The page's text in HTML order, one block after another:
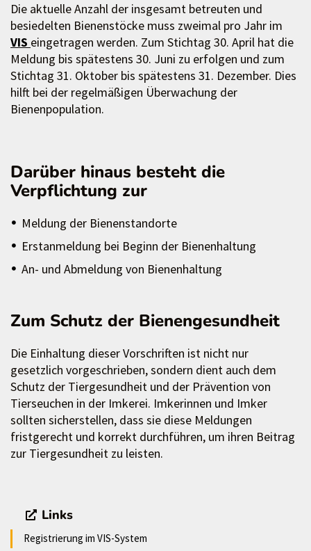
Die aktuelle Anzahl der insgesamt betreuten und
besiedelten Bienenstöcke muss zweimal pro Jahr im
VIS eingetragen werden. Zum Stichtag 30. April hat die
Meldung bis spätestens 30. Juni zu erfolgen und zum
Stichtag 31. Oktober bis spätestens 31. Dezember. Dies
hilft bei der regelmäßigen Überwachung der
Bienenpopulation.
Darüber hinaus besteht die
Verpflichtung zur
Meldung der Bienenstandorte
Erstanmeldung bei Beginn der Bienenhaltung
An- und Abmeldung von Bienenhaltung
Zum Schutz der Bienengesundheit
Die Einhaltung dieser Vorschriften ist nicht nur
gesetzlich vorgeschrieben, sondern dient auch dem
Schutz der Tiergesundheit und der Prävention von
Tierseuchen in der Imkerei. Imkerinnen und Imker
sollten sicherstellen, dass sie diese Meldungen
fristgerecht und korrekt durchführen, um ihren Beitrag
zur Tiergesundheit zu leisten.
Links
Registrierung im VIS-System